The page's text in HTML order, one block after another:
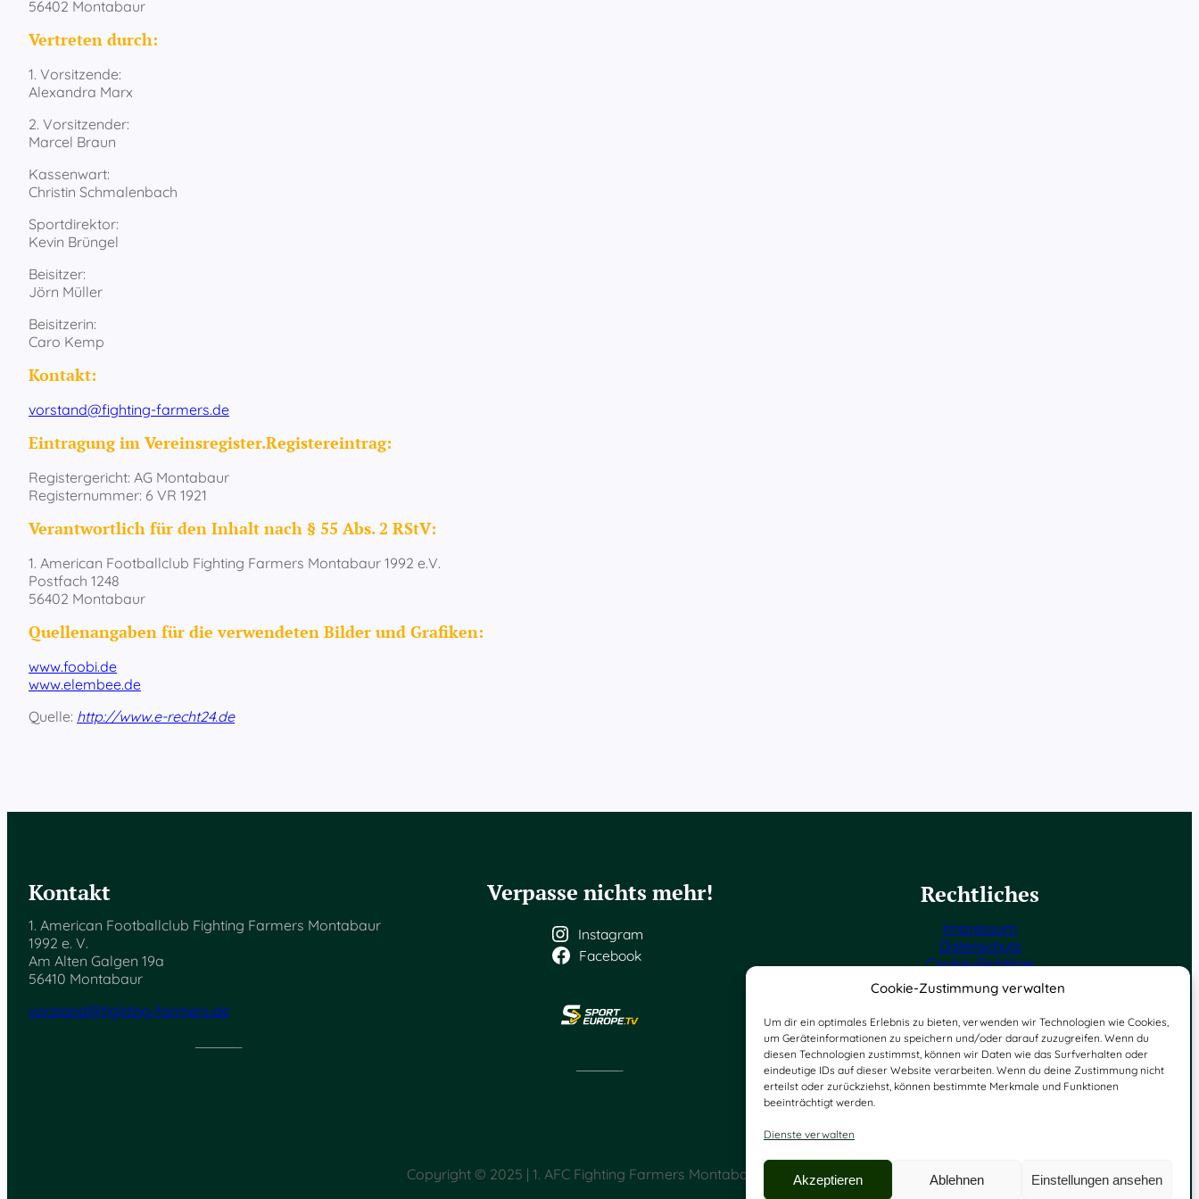
Cookie-Zustimmung verwalten
Um dir ein optimales Erlebnis zu bieten, verwenden wir Technologien wie Cookies,
um Geräteinformationen zu speichern und/oder darauf zuzugreifen. Wenn du
diesen Technologien zustimmst, können wir Daten wie das Surfverhalten oder
eindeutige IDs auf dieser Website verarbeiten. Wenn du deine Zustimmung nicht
erteilst oder zurückziehst, können bestimmte Merkmale und Funktionen
beeinträchtigt werden.
Dienste verwalten
Akzeptieren Ablehnen Einstellungen ansehen
56402 Montabaur
Vertreten durch:
1. Vorsitzende:
Alexandra Marx
2. Vorsitzender:
Marcel Braun
Kassenwart:
Christin Schmalenbach
Sportdirektor:
Kevin Brüngel
Beisitzer:
Jörn Müller
Beisitzerin:
Caro Kemp
Kontakt:
vorstand@fighting-farmers.de
Eintragung im Vereinsregister.Registereintrag:
Registergericht: AG Montabaur
Registernummer: 6 VR 1921
Verantwortlich für den Inhalt nach § 55 Abs. 2 RStV:
1. American Footballclub Fighting Farmers Montabaur 1992 e.V.
Postfach 1248
56402 Montabaur
Quellenangaben für die verwendeten Bilder und Grafiken:
www.foobi.de
www.elembee.de
Quelle: http://www.e-recht24.de
Kontakt
1. American Footballclub Fighting Farmers Montabaur
1992 e. V.
Am Alten Galgen 19a
56410 Montabaur
vorstand@fighting-farmers.de
Verpasse nichts mehr!
Instagram
Facebook
Rechtliches
Impressum
Datenschutz
Cookie-Richtlinie
Copyright © 2025 | 1. AFC Fighting Farmers Montabaur e. V.